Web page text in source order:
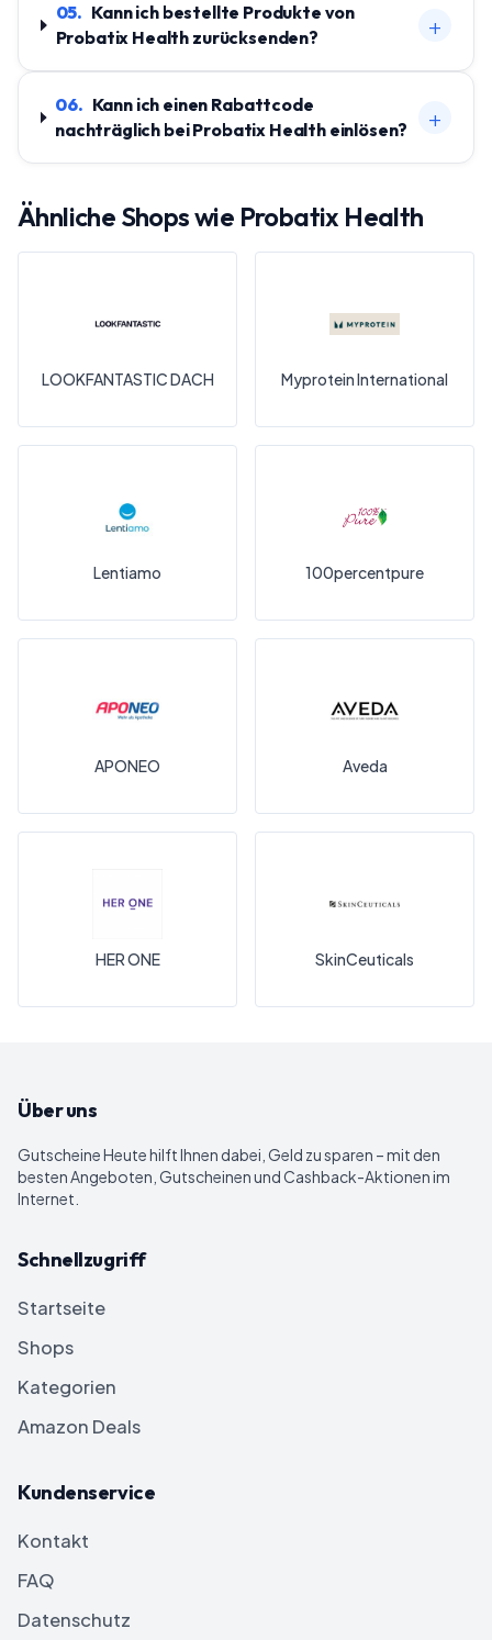
05. Kann ich bestellte Produkte von
Probatix Health zurücksenden?
+
06. Kann ich einen Rabattcode
nachträglich bei Probatix Health einlösen?
+
Ähnliche Shops wie Probatix Health
LOOKFANTASTIC DACH Myprotein International
Lentiamo 100percentpure
APONEO Aveda
HER ONE SkinCeuticals
Über uns
Gutscheine Heutehilft Ihnen dabei, Geld zu sparen – mit den
besten Angeboten, Gutscheinen und Cashback-Aktionen im
Internet.
Schnellzugriff
Startseite
Shops
Kategorien
Amazon Deals
Kundenservice
Kontakt
FAQ
Datenschutz